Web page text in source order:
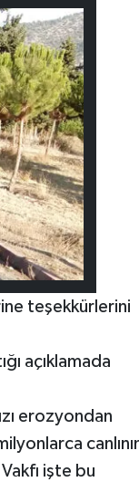
teşekkürlerini
açıklamada
erozyondan
işte bu